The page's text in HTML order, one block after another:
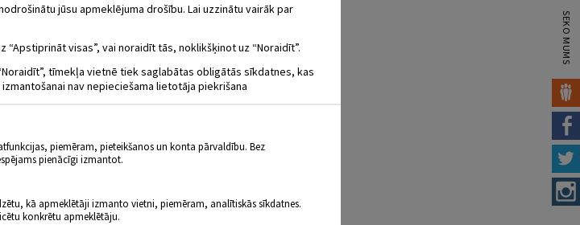
SEKO MUMS
jūsu apmeklējuma drošību. Lai uzzinātu vairāk par
visas”, vai noraidīt tās, noklikšķinot uz “Noraidīt”.
tīmekļa vietnē tiek saglabātas obligātās sīkdatnes, kas
nav nepieciešama lietotāja piekrišana
piemēram, pieteikšanos un konta pārvaldību. Bez
pienācīgi izmantot.
kā apmeklētāji izmanto vietni, piemēram, analītiskās sīkdatnes.
konkrētu apmeklētāju.